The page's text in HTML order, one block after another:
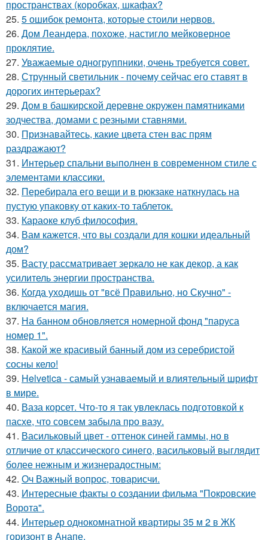
пространствах (коробках, шкафах?
25. 5 ошибок ремонта, которые стоили нервов.
26. Дом Леандера, похоже, настигло мейковерное
проклятие.
27. Уважаемые одногруппники, очень требуется совет.
28. Струнный светильник - почему сейчас его ставят в
дорогих интерьерах?
29. Дом в башкирской деревне окружен памятниками
зодчества, домами с резными ставнями.
30. Признавайтесь, какие цвета стен вас прям
раздражают?
31. Интерьер спальни выполнен в современном стиле с
элементами классики.
32. Перебирала его вещи и в рюкзаке наткнулась на
пустую упаковку от каких-то таблеток.
33. Караоке клуб философия.
34. Вам кажется, что вы создали для кошки идеальный
дом?
35. Васту рассматривает зеркало не как декор, а как
усилитель энергии пространства.
36. Когда уходишь от "всё Правильно, но Скучно" -
включается магия.
37. На банном обновляется номерной фонд "паруса
номер 1".
38. Какой же красивый банный дом из серебристой
сосны кело!
39. Helvetica - самый узнаваемый и влиятельный шрифт
в мире.
40. Ваза корсет. Что-то я так увлеклась подготовкой к
пасхе, что совсем забыла про вазу.
41. Васильковый цвет - оттенок синей гаммы, но в
отличие от классического синего, васильковый выглядит
более нежным и жизнерадостным:
42. Оч Важный вопрос, товарисчи.
43. Интересные факты о создании фильма "Покровские
Ворота".
44. Интерьер однокомнатной квартиры 35 м 2 в ЖК
горизонт в Анапе.